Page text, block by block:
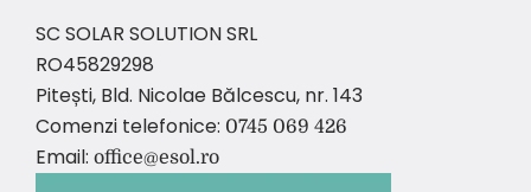
SC SOLAR SOLUTION SRL
RO45829298
Pitești, Bld. Nicolae Bălcescu, nr. 143
Comenzi telefonice: 0745 069 426
Email: office@esol.ro